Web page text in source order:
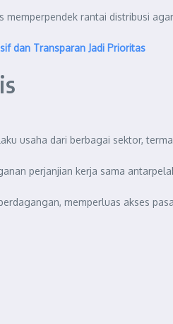
rantai distribusi
dan Transparan Jadi Prioritas
usaha dari berbagai sektor,
perjanjian kerja sama
memperluas akses